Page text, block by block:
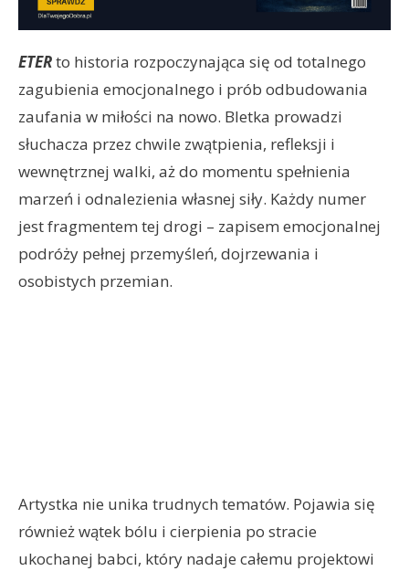
ETERto historia rozpoczynająca się od totalnego
zagubienia emocjonalnego i prób odbudowania
zaufania w miłości na nowo. Bletka prowadzi
słuchacza przez chwile zwątpienia, refleksji i
wewnętrznej walki, aż do momentu spełnienia
marzeń i odnalezienia własnej siły. Każdy numer
jest fragmentem tej drogi – zapisem emocjonalnej
podróży pełnej przemyśleń, dojrzewania i
osobistych przemian.
Artystka nie unika trudnych tematów. Pojawia się
również wątek bólu i cierpienia po stracie
ukochanej babci, który nadaje całemu projektowi